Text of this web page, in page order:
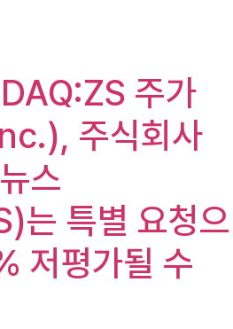
주가
주식회사
스
특별 요청으
저평가될 수